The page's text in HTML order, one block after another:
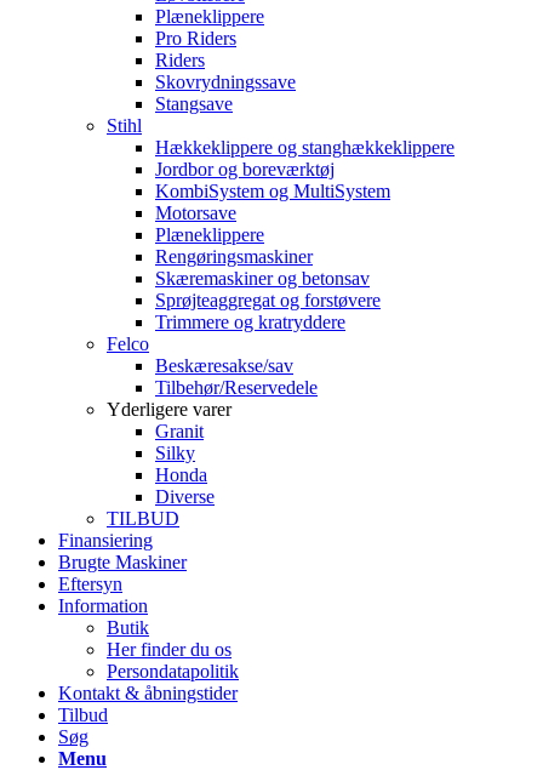
Plæneklippere
Pro Riders
Riders
Skovrydningssave
Stangsave
Stihl
Hækkeklippere og stanghækkeklippere
Jordbor og boreværktøj
KombiSystem og MultiSystem
Motorsave
Plæneklippere
Rengøringsmaskiner
Skæremaskiner og betonsav
Sprøjteaggregat og forstøvere
Trimmere og kratryddere
Felco
Beskæresakse/sav
Tilbehør/Reservedele
Yderligere varer
Granit
Silky
Honda
Diverse
TILBUD
Finansiering
Brugte Maskiner
Eftersyn
Information
Butik
Her finder du os
Persondatapolitik
Kontakt & åbningstider
Tilbud
Søg
Menu